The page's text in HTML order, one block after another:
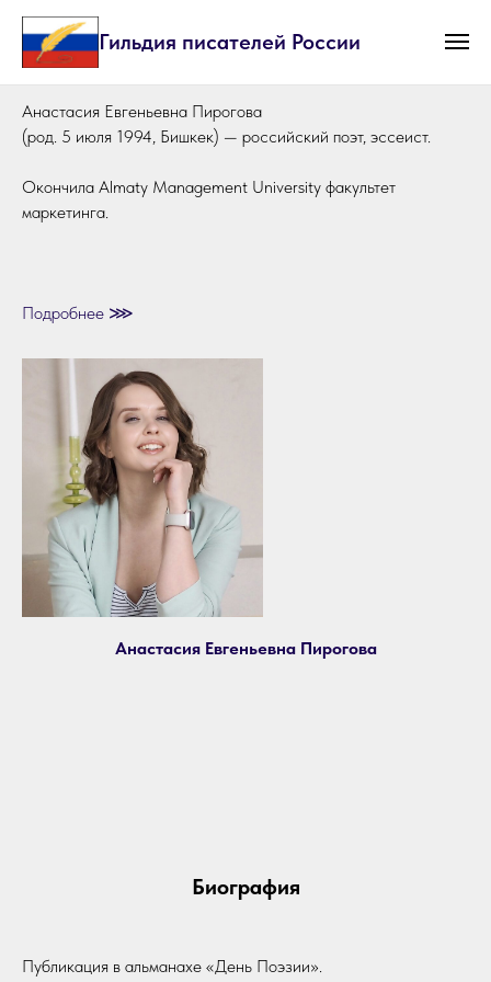
Гильдия писателей России
Анастасия Евгеньевна Пирогова
(род. 5 июля 1994, Бишкек) — российский поэт, эссеист.
Окончила Almaty Management University факультет
маркетинга.
Подробнее ⋙
Анастасия Евгеньевна Пирогова
Биография
Публикация в альманахе «День Поэзии».